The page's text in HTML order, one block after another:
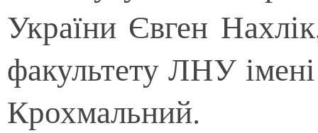
України Євген
факультету ЛНУ
Крохмальний.